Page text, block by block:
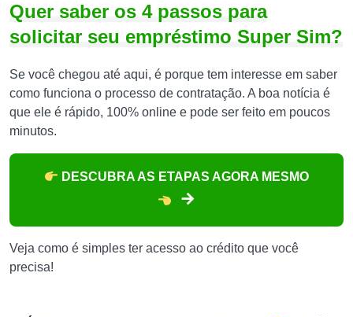
Quer saber os 4 passos para
solicitar seu empréstimo Super Sim?
Se você chegou até aqui, é porque tem interesse em saber
como funciona o processo de contratação. A boa notícia é
que ele é rápido, 100% online e pode ser feito em poucos
minutos.
DESCUBRA AS ETAPAS AGORA MESMO
Veja como é simples ter acesso ao crédito que você
precisa!